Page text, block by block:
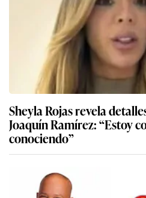
Sheyla Rojas revela
Joaquín Ramírez: “Estoy
conociendo”